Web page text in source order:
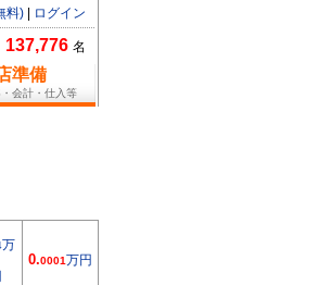
料) ログイン
137,776 名
準備
会計・仕入等
万
0.0001万円